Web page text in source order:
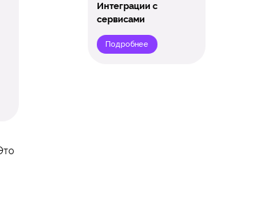
Интеграции с
сервисами
Подробнее